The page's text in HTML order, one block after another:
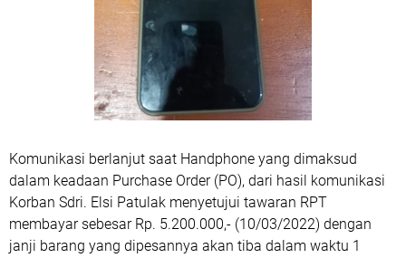
Komunikasi berlanjut saat Handphone yang dimaksud
dalam keadaan Purchase Order (PO), dari hasil komunikasi
Korban Sdri. Elsi Patulak menyetujui tawaran RPT
membayar sebesar Rp. 5.200.000,- (10/03/2022) dengan
janji barang yang dipesannya akan tiba dalam waktu 1